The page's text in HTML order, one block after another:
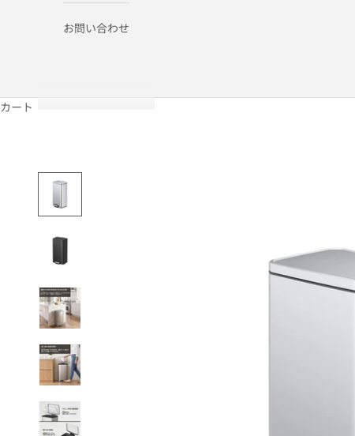
お問い合わせ
カート